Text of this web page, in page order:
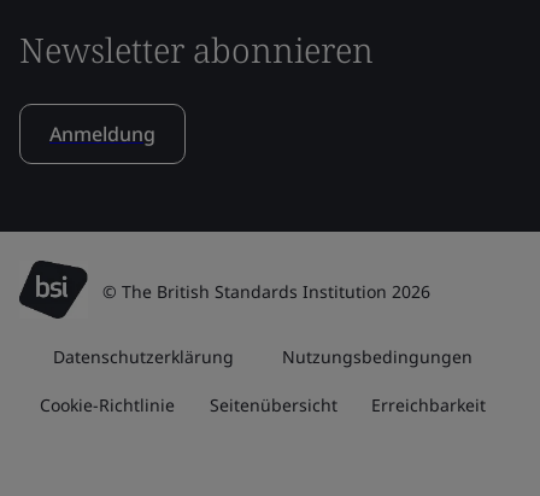
Newsletter abonnieren
Anmeldung
© The British Standards Institution 2026
Datenschutzerklärung Nutzungsbedingungen
Cookie-Richtlinie Seitenübersicht Erreichbarkeit